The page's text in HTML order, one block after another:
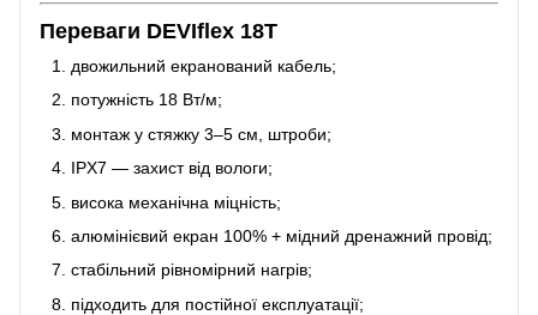
Переваги DEVIflex 18T
двожильний екранований кабель;
потужність 18 Вт/м;
монтаж у стяжку 3–5 см, штроби;
IPX7 — захист від вологи;
висока механічна міцність;
алюмінієвий екран 100% + мідний дренажний провід;
стабільний рівномірний нагрів;
підходить для постійної експлуатації;